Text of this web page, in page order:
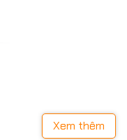
Xem thêm